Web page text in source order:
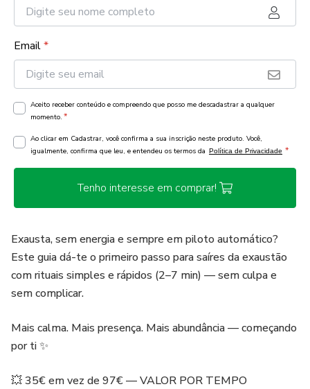
Email*
Aceito receber conteúdo e compreendo que posso me descadastrar a qualquer
momento. *
Ao clicar em Cadastrar, você confirma a sua inscrição neste produto. Você,
igualmente, confirma que leu, e entendeu os termos da Política de Privacidade *
Tenho interesse em comprar!
Exausta, sem energia e sempre em piloto automático?
Este guia dá-te o primeiro passo para saíres da exaustão
com rituais simples e rápidos (2–7 min) — sem culpa e
sem complicar.
Mais calma. Mais presença. Mais abundância — começando
por ti ✨
💥 35€ em vez de 97€ — VALOR POR TEMPO